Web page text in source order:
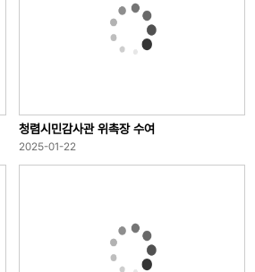
청렴시민감사관 위촉장 수여
2025-01-22